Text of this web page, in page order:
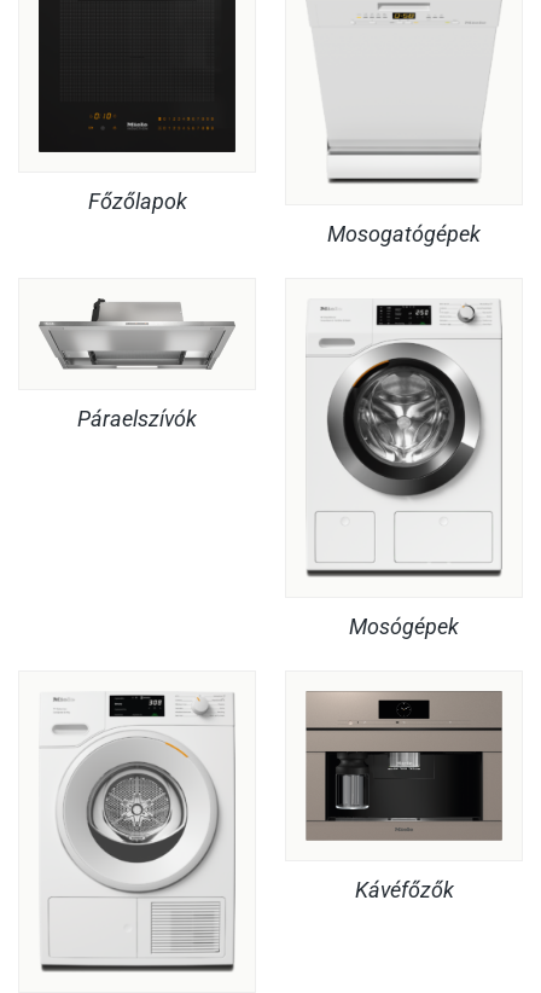
Főzőlapok
Mosogatógépek
Páraelszívók
Mosógépek
Kávéfőzők